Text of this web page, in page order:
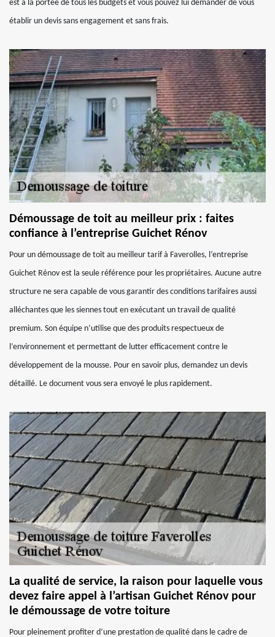
est à la portée de tous les budgets et vous pouvez lui demander de vous
établir un devis sans engagement et sans frais.
Démoussage de toit au meilleur prix : faites
confiance à l’entreprise Guichet Rénov
Pour un démoussage de toit au meilleur tarif à Faverolles, l’entreprise
Guichet Rénov est la seule référence pour les propriétaires. Aucune autre
structure ne sera capable de vous garantir des conditions tarifaires aussi
alléchantes que les siennes tout en exécutant un travail de qualité
premium. Son équipe n’utilise que des produits respectueux de
l’environnement et permettant de lutter efficacement contre le
développement de la mousse. Pour en savoir plus, demandez un devis
détaillé. Le document vous sera envoyé le plus rapidement.
La qualité de service, la raison pour laquelle vous
devez faire appel à l’artisan Guichet Rénov pour
le démoussage de votre toiture
Pour pleinement profiter d’une prestation de qualité dans le cadre de